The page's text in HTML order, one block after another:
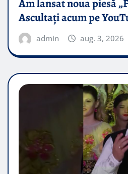
Am lansat noua piesă
Ascultați acum pe
admin aug. 3, 2026